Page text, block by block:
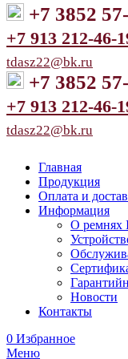
+7 3852
+7 913 212-46-
tdasz22@bk.ru
+7 3852
+7 913 212-46-
tdasz22@bk.ru
Главная
Продукция
Оплата и
Информация
О ремнях
Новости
Контакты
0 Избранное
Меню